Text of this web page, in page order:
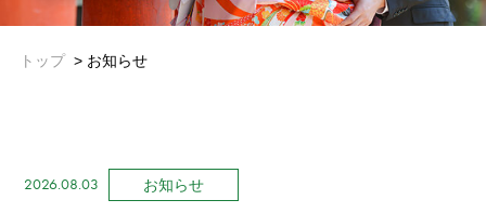
トップ > お知らせ
2026.08.03 お知らせ